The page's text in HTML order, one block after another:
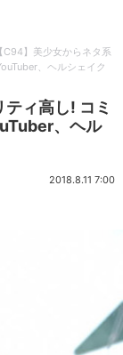
【C94】美少女からネタ系
、ヘルシェイク
ィ高し! コミ
、ヘル
2018.8.11 7:00